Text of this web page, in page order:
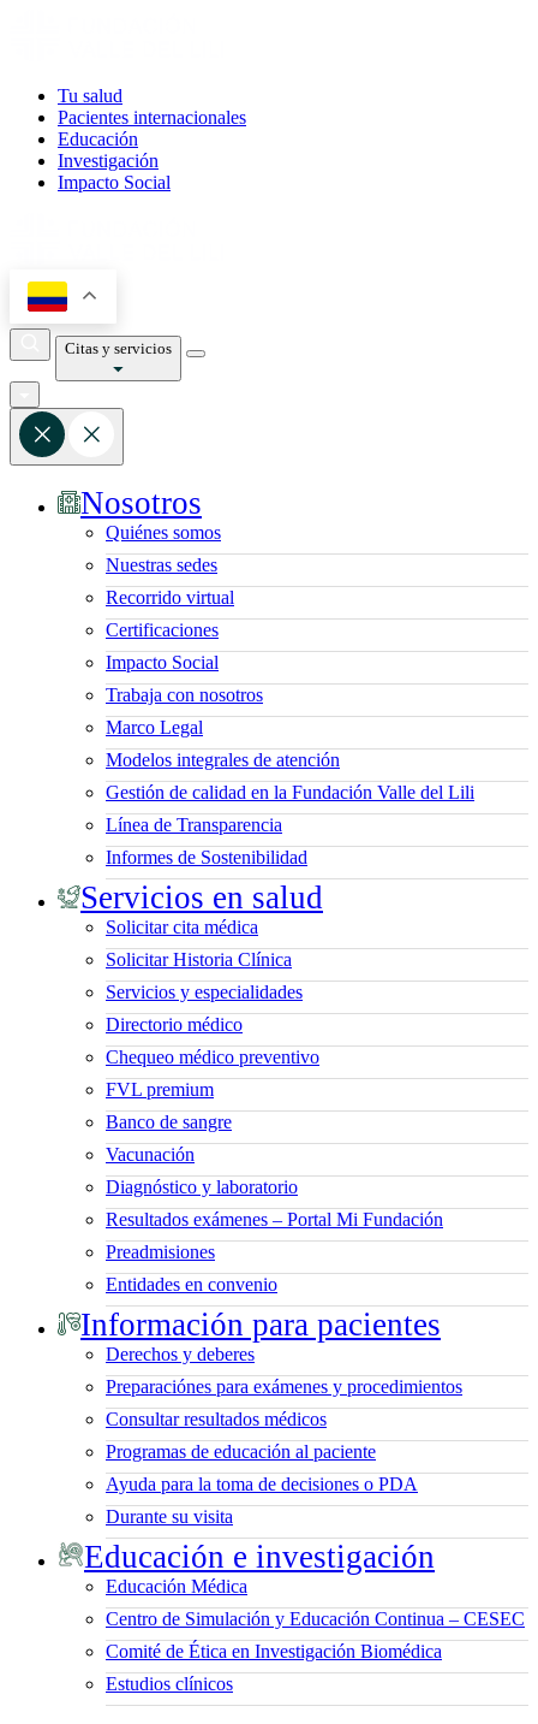
Tu salud
Pacientes internacionales
Educación
Investigación
Impacto Social
Citas y servicios
Nosotros
Quiénes somos
Nuestras sedes
Recorrido virtual
Certificaciones
Impacto Social
Trabaja con nosotros
Marco Legal
Modelos integrales de atención
Gestión de calidad en la Fundación Valle del Lili
Línea de Transparencia
Informes de Sostenibilidad
Servicios en salud
Solicitar cita médica
Solicitar Historia Clínica
Servicios y especialidades
Directorio médico
Chequeo médico preventivo
FVL premium
Banco de sangre
Vacunación
Diagnóstico y laboratorio
Resultados exámenes – Portal Mi Fundación
Preadmisiones
Entidades en convenio
Información para pacientes
Derechos y deberes
Preparaciónes para exámenes y procedimientos
Consultar resultados médicos
Programas de educación al paciente
Ayuda para la toma de decisiones o PDA
Durante su visita
Educación e investigación
Educación Médica
Centro de Simulación y Educación Continua – CESEC
Comité de Ética en Investigación Biomédica
Estudios clínicos